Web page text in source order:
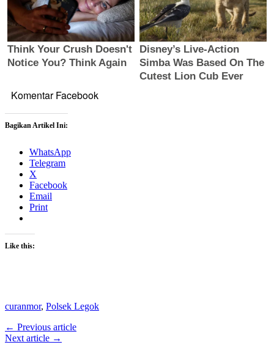
Komentar Facebook
Bagikan Artikel Ini:
WhatsApp
Telegram
X
Facebook
Email
Print
Like this:
curanmor, Polsek Legok
← Previous article
Next article →